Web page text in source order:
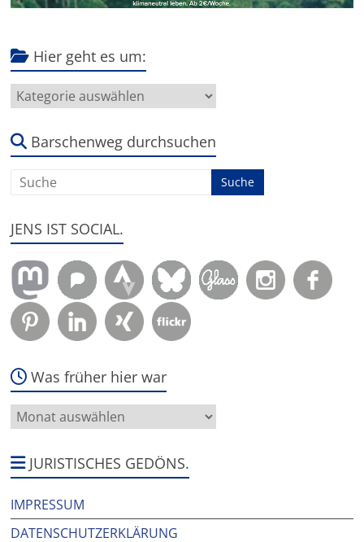
Hier geht es um:
Hier
geht
um:Barschenweg durchsuchen
JENS IST SOCIAL.
Was früher hier war
Was
früher
warJURISTISCHES GEDÖNS.
IMPRESSUM
DATENSCHUTZERKLÄRUNG